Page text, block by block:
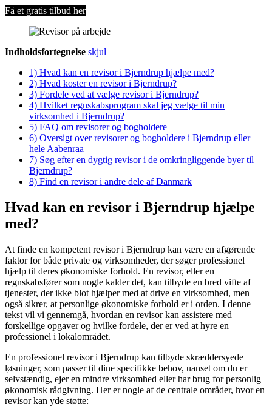
Få et gratis tilbud her
Indholdsfortegnelse skjul
1) Hvad kan en revisor i Bjerndrup hjælpe med?
2) Hvad koster en revisor i Bjerndrup?
3) Fordele ved at vælge revisor i Bjerndrup?
4) Hvilket regnskabsprogram skal jeg vælge til min
virksomhed i Bjerndrup?
5) FAQ om revisorer og bogholdere
6) Oversigt over revisorer og bogholdere i Bjerndrup eller
hele Aabenraa
7) Søg efter en dygtig revisor i de omkringliggende byer til
Bjerndrup?
8) Find en revisor i andre dele af Danmark
Hvad kan en revisor i Bjerndrup hjælpe
med?
At finde en kompetent revisor i Bjerndrup kan være en afgørende
faktor for både private og virksomheder, der søger professionel
hjælp til deres økonomiske forhold. En revisor, eller en
regnskabsfører som nogle kalder det, kan tilbyde en bred vifte af
tjenester, der ikke blot hjælper med at drive en virksomhed, men
også sikrer, at personlige økonomiske forhold er i orden. I denne
tekst vil vi gennemgå, hvordan en revisor kan assistere med
forskellige opgaver og hvilke fordele, der er ved at hyre en
professionel i lokalområdet.
En professionel revisor i Bjerndrup kan tilbyde skræddersyede
løsninger, som passer til dine specifikke behov, uanset om du er
selvstændig, ejer en mindre virksomhed eller har brug for personlig
økonomisk rådgivning. Her er nogle af de centrale områder, hvor en
revisor kan yde støtte: